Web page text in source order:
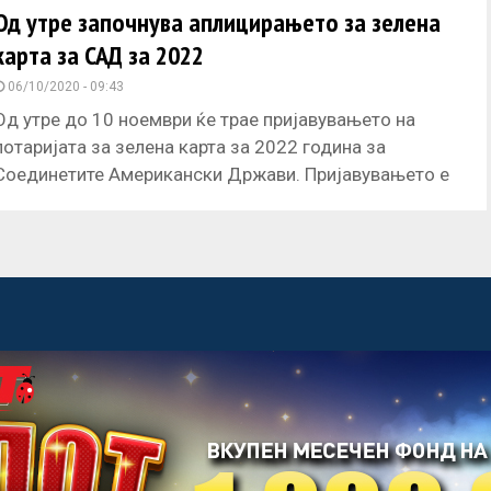
утре започнува аплицирањето за зелена
за САД за 2022
06/10/2020 - 09:43
утре до 10 ноември ќе трае пријавувањето на
за зелена карта за 2022 година за
Американски Држави. Пријавувањето е
Импресум Контакт Маркетинг Услови за користење